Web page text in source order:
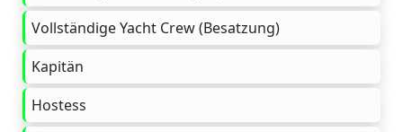
Vollständige Yacht Crew (Besatzung)
Kapitän
Hostess